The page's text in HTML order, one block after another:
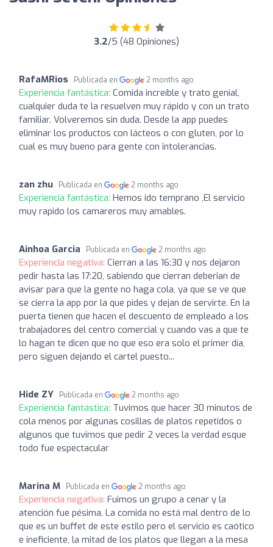
3.2/5 (48 Opiniones)
RafaMRios Publicada en 2 months ago
Experiencia fantástica: Comida increíble y trato genial,
cualquier duda te la resuelven muy rápido y con un trato
familiar. Volveremos sin duda. Desde la app puedes
eliminar los productos con lácteos o con gluten, por lo
cual es muy bueno para gente con intolerancias.
zan zhu Publicada en 2 months ago
Experiencia fantástica: Hemos ido temprano ,El servicio
muy rapido los camareros muy amables.
Ainhoa Garcia Publicada en 2 months ago
Experiencia negativa: Cierran a las 16:30 y nos dejaron
pedir hasta las 17:20, sabiendo que cierran deberian de
avisar para que la gente no haga cola, ya que se ve que
se cierra la app por la que pides y dejan de servirte. En la
puerta tienen que hacen el descuento de empleado a los
trabajadores del centro comercial y cuando vas a que te
lo hagan te dicen que no que eso era solo el primer día,
pero siguen dejando el cartel puesto...
Hide ZY Publicada en 2 months ago
Experiencia fantástica: Tuvimos que hacer 30 minutos de
cola menos por algunas cosillas de platos repetidos o
algunos que tuvimos que pedir 2 veces la verdad esque
todo fue espectacular
Marina M Publicada en 2 months ago
Experiencia negativa: Fuimos un grupo a cenar y la
atención fue pésima. La comida no está mal dentro de lo
que es un buffet de este estilo pero el servicio es caótico
e ineficiente, la mitad de los platos que llegan a la mesa